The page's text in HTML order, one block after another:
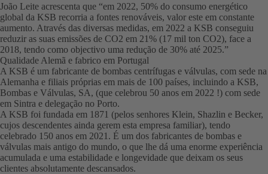
João Leite acrescenta que “em 2022, 50% do consumo energético
global da KSB recorria a fontes renováveis, valor este em constante
aumento. Através das diversas medidas, em 2022 a KSB conseguiu
reduzir as suas emissões de CO2 em 21% (17 mil ton CO2), face a
2018, tendo como objectivo uma redução de 30% até 2025.”
Qualidade Alemã e fabrico em Portugal
A KSB é um fabricante de bombas centrífugas e válvulas, com sede na
Alemanha e filiais próprias em mais de 100 países, incluindo a KSB,
Bombas e Válvulas, SA, (que celebrou 50 anos em 2022 !) com sede
em Sintra e delegação no Porto.
A KSB foi fundada em 1871 (pelos senhores Klein, Shazlin e Becker,
cujos descendentes ainda gerem esta empresa familiar), tendo
celebrado 150 anos em 2021. É um dos fabricantes de bombas e
válvulas mais antigo do mundo, o que lhe dá uma enorme experiência
acumulada e uma estabilidade e longevidade que deixam os seus
clientes absolutamente descansados.